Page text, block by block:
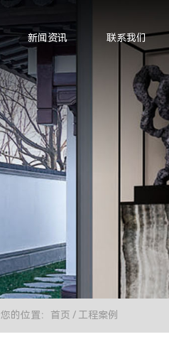
新闻资讯 联系我们
您的位置： 首页 / 工程案例